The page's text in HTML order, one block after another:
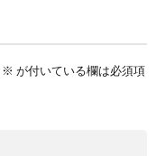
※ が付いている欄は必須項